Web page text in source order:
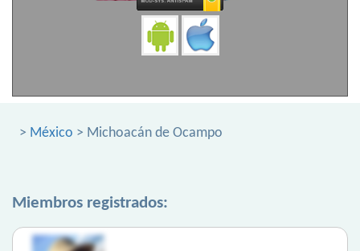
> México > Michoacán de Ocampo
Miembros registrados: